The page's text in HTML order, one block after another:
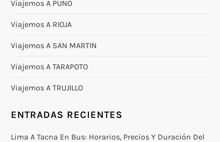
Viajemos A PUNO
Viajemos A RIOJA
Viajemos A SAN MARTIN
Viajemos A TARAPOTO
Viajemos A TRUJILLO
ENTRADAS RECIENTES
Lima A Tacna En Bus: Horarios, Precios Y Duración Del